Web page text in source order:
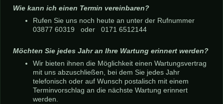
Wie kann ich einen Termin vereinbaren?
Rufen Sie uns noch heute an unter der Rufnummer
03877 60319 oder 0171 6512144
Möchten Sie jedes Jahr an Ihre Wartung erinnert werden?
Wir bieten ihnen die Möglichkeit einen Wartungsvertrag
mit uns abzuschließen, bei dem Sie jedes Jahr
telefonisch oder auf Wunsch postalisch mit einem
Terminvorschlag an die nächste Wartung erinnert
werden.